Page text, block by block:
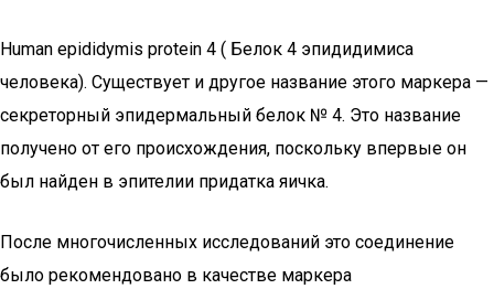
Human epididymis protein 4 ( Белок 4 эпидидимиса
человека). Существует и другое название этого маркера —
секреторный эпидермальный белок № 4. Это название
получено от его происхождения, поскольку впервые он
был найден в эпителии придатка яичка.
После многочисленных исследований это соединение
было рекомендовано в качестве маркера